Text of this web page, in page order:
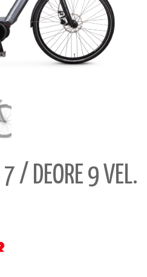
/ DEORE 9 VEL.